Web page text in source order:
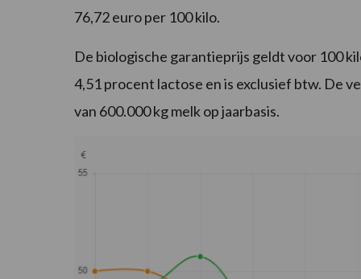
76,72 euro per 100 kilo.
De biologische garantieprijs geldt voor 100
4,51 procent lactose en is exclusief btw. De
van 600.000 kg melk op jaarbasis.